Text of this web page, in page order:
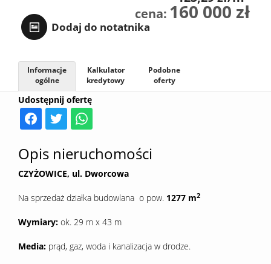
Sprzedaj
cena: 160 000 zł
Dodaj do notatnika
Udostępnij ofertę
Informacje
ogólne
Kalkulator
kredytowy
Podobne
oferty
Opis nieruchomości
CZYŻOWICE, ul. Dworcowa
Na sprzedaż działka budowlana o pow. 1277 m2
Wymiary: ok. 29 m x 43 m
Media: prąd, gaz, woda i kanalizacja w drodze.